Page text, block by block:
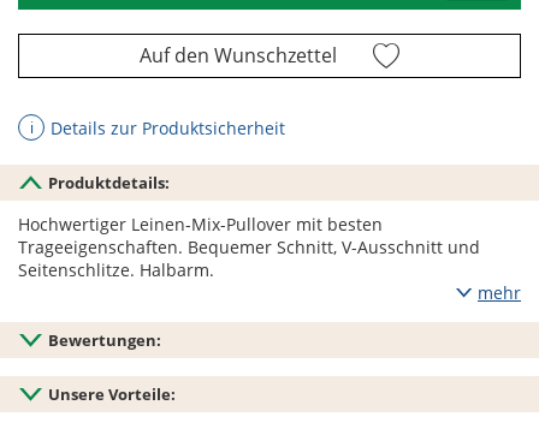
Auf den Wunschzettel
ℹ Details zur Produktsicherheit
Produktdetails:
Hochwertiger Leinen-Mix-Pullover mit besten
Trageeigenschaften. Bequemer Schnitt, V-Ausschnitt und
Seitenschlitze. Halbarm.
mehr
Bewertungen:
Unsere Vorteile: